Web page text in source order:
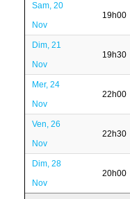
Sam, 20
Nov
19h00
Dim, 21
Nov
19h30
Mer, 24
Nov
22h00
Ven, 26
Nov
22h30
Dim, 28
Nov
20h00